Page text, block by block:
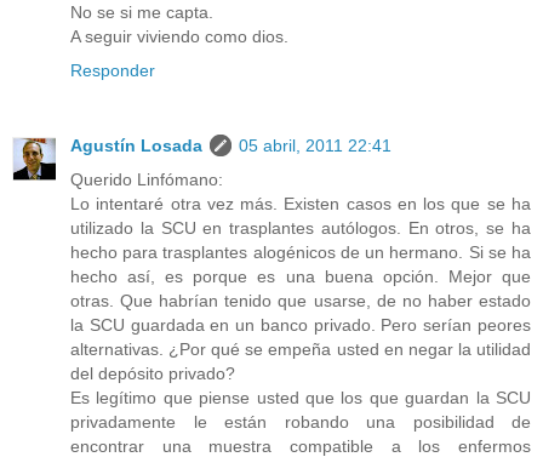
No se si me capta.
A seguir viviendo como dios.
Responder
Agustín Losada
05 abril, 2011 22:41
Querido Linfómano:
Lo intentaré otra vez más. Existen casos en los que se ha
utilizado la SCU en trasplantes autólogos. En otros, se ha
hecho para trasplantes alogénicos de un hermano. Si se ha
hecho así, es porque es una buena opción. Mejor que
otras. Que habrían tenido que usarse, de no haber estado
la SCU guardada en un banco privado. Pero serían peores
alternativas. ¿Por qué se empeña usted en negar la utilidad
del depósito privado?
Es legítimo que piense usted que los que guardan la SCU
privadamente le están robando una posibilidad de
encontrar una muestra compatible a los enfermos